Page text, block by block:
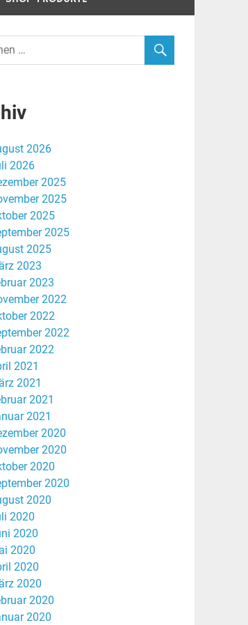
2026
2026
2025
2025
2025
2025
2025
2023
2023
2022
2022
2022
2022
2021
2021
2021
2021
2020
2020
2020
2020
2020
2020
2020
2020
2020
2020
2020
2020